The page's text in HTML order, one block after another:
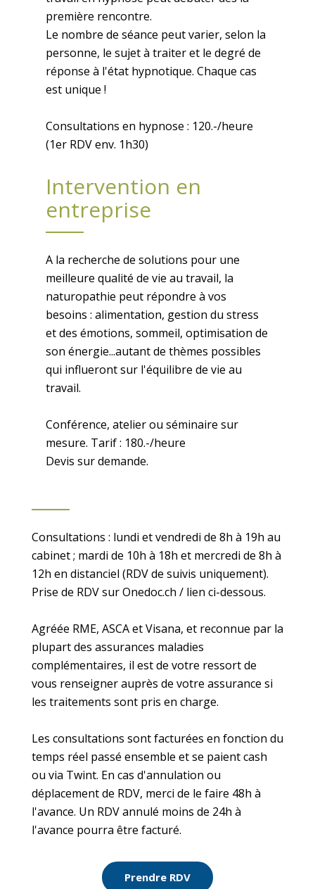
première rencontre.
Le nombre de séance peut varier, selon la
personne, le sujet à traiter et le degré de
réponse à l'état hypnotique. Chaque cas
est unique !
Consultations en hypnose : 120.-/heure
(1er RDV env. 1h30)
Intervention en
entreprise
A la recherche de solutions pour une
meilleure qualité de vie au travail, la
naturopathie peut répondre à vos
besoins : alimentation, gestion du stress
et des émotions, sommeil, optimisation de
son énergie...autant de thèmes possibles
qui influeront sur l'équilibre de vie au
travail.
Conférence, atelier ou séminaire sur
mesure. Tarif : 180.-/heure
Consultations : lundi et vendredi de 8h à 19h au
cabinet ; mardi de 10h à 18h et mercredi de 8h à
12h en distanciel (RDV de suivis uniquement).
Prise de RDV sur Onedoc.ch / lien ci-dessous.
Agréée RME, ASCA et Visana, et reconnue par la
plupart des assurances maladies
complémentaires, il est de votre ressort de
vous renseigner auprès de votre assurance si
les traitements sont pris en charge.
Les consultations sont facturées en fonction du
temps réel passé ensemble et se paient cash
ou via Twint. En cas d'annulation ou
déplacement de RDV, merci de le faire 48h à
l'avance. Un RDV annulé moins de 24h à
l'avance pourra être facturé.
Prendre RDV